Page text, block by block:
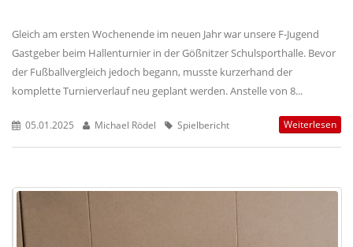
Gleich am ersten Wochenende im neuen Jahr war unsere F-Jugend
Gastgeber beim Hallenturnier in der Gößnitzer Schulsporthalle. Bevor
der Fußballvergleich jedoch begann, musste kurzerhand der
komplette Turnierverlauf neu geplant werden. Anstelle von 8...
05.01.2025 Michael Rödel Spielbericht Weiterlesen